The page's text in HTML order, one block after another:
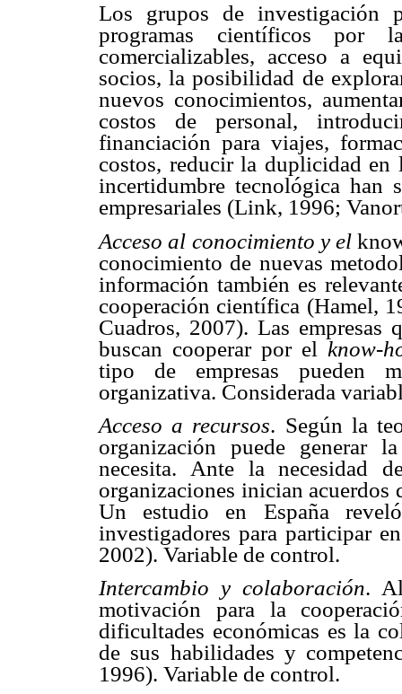
Los grupos de investigación
programas científicos por
comercializables, acceso a
socios, la posibilidad de
nuevos conocimientos,
costos de personal,
financiación para viajes,
costos, reducir la duplicidad en
incertidumbre tecnológica han
empresariales (Link, 1996;
Acceso al conocimiento y el
conocimiento de nuevas
información también es
cooperación científica (Hamel,
Cuadros, 2007). Las empresas
buscan cooperar por el know-
tipo de empresas pueden
organizativa. Considerada
Acceso a recursos. Según la
organización puede generar
necesita. Ante la necesidad
organizaciones inician
Un estudio en España
investigadores para participar
2002). Variable de control.
Intercambio y colaboración.
motivación para la
dificultades económicas es la
de sus habilidades y
1996). Variable de control.